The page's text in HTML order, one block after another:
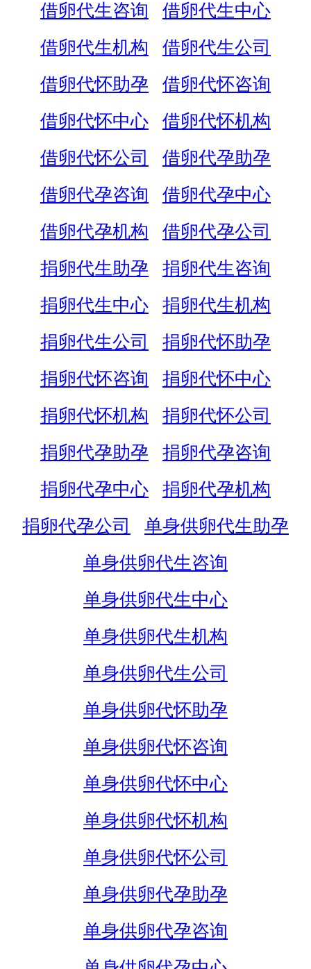
借卵代生咨询
借卵代生中心
借卵代生机构
借卵代生公司
借卵代怀助孕
借卵代怀咨询
借卵代怀中心
借卵代怀机构
借卵代怀公司
借卵代孕助孕
借卵代孕咨询
借卵代孕中心
借卵代孕机构
借卵代孕公司
捐卵代生助孕
捐卵代生咨询
捐卵代生中心
捐卵代生机构
捐卵代生公司
捐卵代怀助孕
捐卵代怀咨询
捐卵代怀中心
捐卵代怀机构
捐卵代怀公司
捐卵代孕助孕
捐卵代孕咨询
捐卵代孕中心
捐卵代孕机构
捐卵代孕公司
单身供卵代生助孕
单身供卵代生咨询
单身供卵代生中心
单身供卵代生机构
单身供卵代生公司
单身供卵代怀助孕
单身供卵代怀咨询
单身供卵代怀中心
单身供卵代怀机构
单身供卵代怀公司
单身供卵代孕助孕
单身供卵代孕咨询